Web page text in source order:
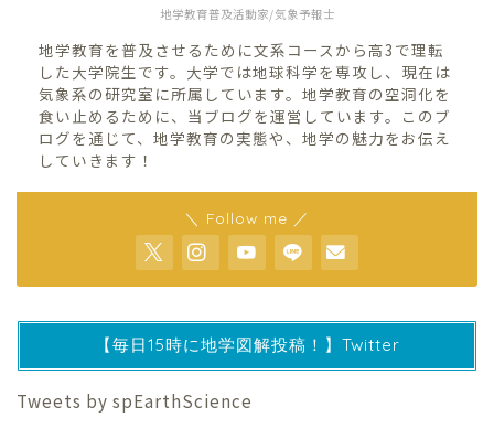
地学教育普及活動家/気象予報士
地学教育を普及させるために文系コースから高3で理転
した大学院生です。大学では地球科学を専攻し、現在は
気象系の研究室に所属しています。地学教育の空洞化を
食い止めるために、当ブログを運営しています。このブ
ログを通じて、地学教育の実態や、地学の魅力をお伝え
していきます！
＼ Follow me ／
【毎日15時に地学図解投稿！】Twitter
Tweets by spEarthScience